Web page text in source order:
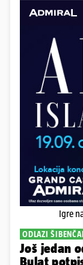
Igre
ODLAZI
Još jedan
Bulat